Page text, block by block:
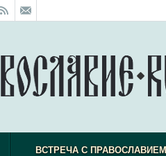
ВСТРЕЧА С ПРАВОСЛАВИЕМ